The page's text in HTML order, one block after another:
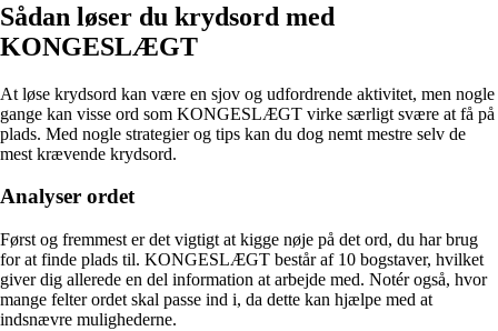
Sådan løser du krydsord med
KONGESLÆGT
At løse krydsord kan være en sjov og udfordrende aktivitet, men nogle
gange kan visse ord som KONGESLÆGT virke særligt svære at få på
plads. Med nogle strategier og tips kan du dog nemt mestre selv de
mest krævende krydsord.
Analyser ordet
Først og fremmest er det vigtigt at kigge nøje på det ord, du har brug
for at finde plads til. KONGESLÆGT består af 10 bogstaver, hvilket
giver dig allerede en del information at arbejde med. Notér også, hvor
mange felter ordet skal passe ind i, da dette kan hjælpe med at
indsnævre mulighederne.